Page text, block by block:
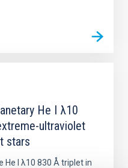
He I λ10
ultraviolet
stars
I λ10 830 Å triplet in